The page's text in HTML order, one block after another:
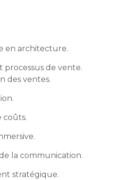
en architecture.
processus de vente.
des ventes.
coûts.
la communication.
stratégique.